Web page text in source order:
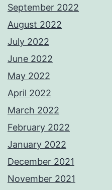
September 2022
August 2022
July 2022
June 2022
May 2022
April 2022
March 2022
February 2022
January 2022
December 2021
November 2021